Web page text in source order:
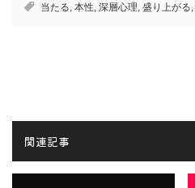
当たる 本性 深層心理 盛り上がる
関連記事